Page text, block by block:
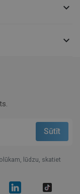


lūdzu, skatiet